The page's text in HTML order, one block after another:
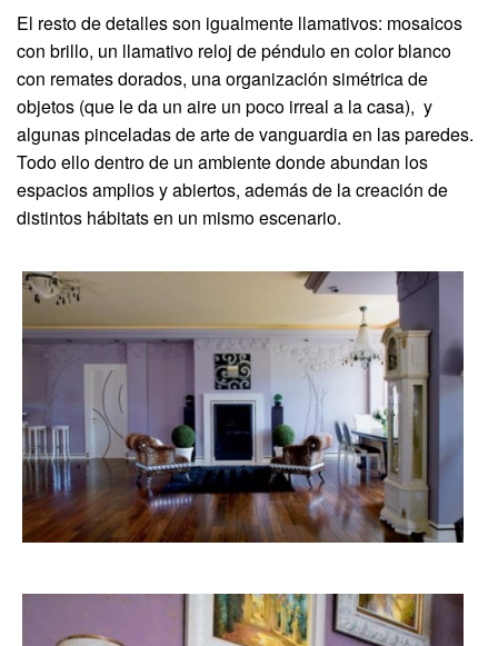
El resto de detalles son igualmente llamativos: mosaicos
con brillo, un llamativo reloj de péndulo en color blanco
con remates dorados, una organización simétrica de
objetos (que le da un aire un poco irreal a la casa), y
algunas pinceladas de arte de vanguardia en las paredes.
Todo ello dentro de un ambiente donde abundan los
espacios amplios y abiertos, además de la creación de
distintos hábitats en un mismo escenario.